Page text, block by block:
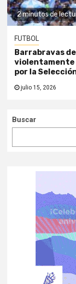
2 minutos de
FUTBOL
Barrabravas
violentamente
por la
julio 15, 2026
Buscar